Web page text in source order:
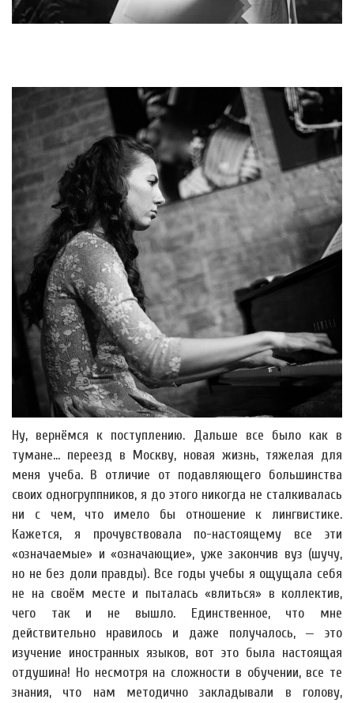
Ну, вернёмся к поступлению. Дальше все было как в
тумане... переезд в Москву, новая жизнь, тяжелая для
меня учеба. В отличие от подавляющего большинства
своих одногруппников, я до этого никогда не сталкивалась
ни с чем, что имело бы отношение к лингвистике.
Кажется, я прочувствовала по-настоящему все эти
«означаемые» и «означающие», уже закончив вуз (шучу,
но не без доли правды). Все годы учебы я ощущала себя
не на своём месте и пыталась «влиться» в коллектив,
чего так и не вышло. Единственное, что мне
действительно нравилось и даже получалось, — это
изучение иностранных языков, вот это была настоящая
отдушина! Но несмотря на сложности в обучении, все те
знания, что нам методично закладывали в голову,